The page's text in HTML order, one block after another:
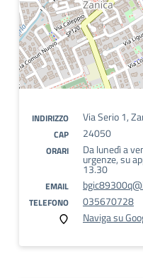
INDIRIZZO Via Serio 1,
CAP 24050
ORARI Da lunedì a
urgenze, su
13.30
EMAIL
TELEFONO
035670728
Naviga su